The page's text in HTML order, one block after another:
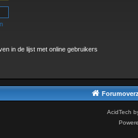
in de lijst met online gebruikers
AcidTech